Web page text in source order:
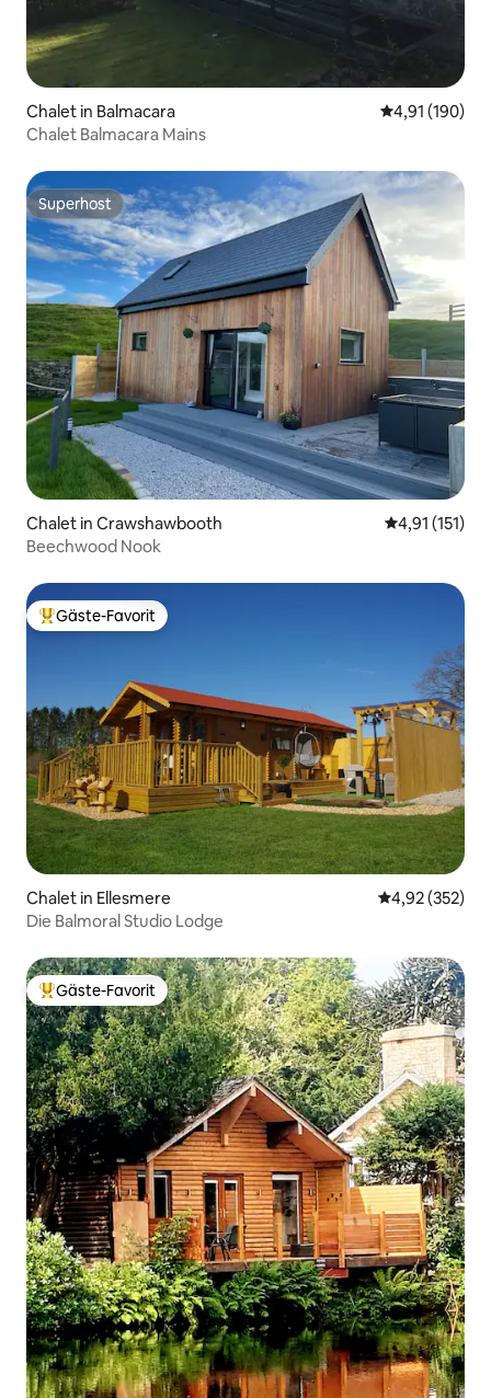
Chalet in Balmacara
4,91 (190)
Chalet Balmacara Mains
Superhost
Superhost
Chalet in Crawshawbooth
4,91 (151)
Beechwood Nook
Beliebter Gäste-Favorit.
Gäste-Favorit
Chalet in Ellesmere
4,92 (352)
Die Balmoral Studio Lodge
Beliebter Gäste-Favorit.
Gäste-Favorit